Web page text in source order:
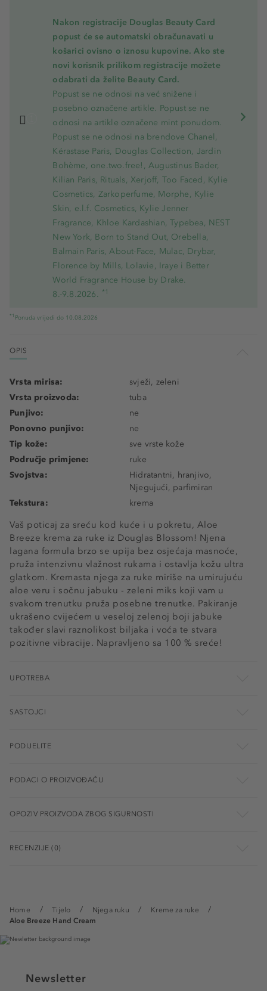
Home Tijelo Njega ruku
Kreme za ruke
Aloe Breeze Hand Cream
Nakon registracije Douglas Beauty Card
popust će se automatski obračunavati u
košarici ovisno o iznosu kupovine. Ako ste
novi korisnik prilikom registracije možete
odabrati da želite Beauty Card.
Popust se ne odnosi na već snižene i
posebno označene artikle. Popust se ne
odnosi na artikle označene mint ponudom.
Popust se ne odnosi na brendove Chanel,
Kérastase Paris, Douglas Collection, Jardin
Bohème, one.two.free!, Augustinus Bader,
Kilian Paris, Rituals, Xerjoff, Too Faced, Kylie
Cosmetics, Zarkoperfume, Morphe, Kylie
Skin, e.l.f. Cosmetics, Kylie Jenner
Fragrance, Khloe Kardashian, Typebea, NEST
New York, Born to Stand Out, Orebella,
Balmain Paris, About-Face, Mulac, Drybar,
Florence by Mills, Lolavie, Iraye i Better
World Fragrance House by Drake.
8.-9.8.2026. *1
*1 Ponuda vrijedi do 10.08.2026
OPIS
Vaš poticaj za sreću kod kuće i u pokretu, Aloe
Breeze krema za ruke iz Douglas Blossom! Njena
lagana formula brzo se upija bez osjećaja masnoće,
pruža intenzivnu vlažnost rukama i ostavlja kožu ultra
glatkom. Kremasta njega za ruke miriše na umirujuću
aloe veru i sočnu jabuku - zeleni miks koji vam u
svakom trenutku pruža posebne trenutke. Pakiranje
ukrašeno cvijećem u veseloj zelenoj boji jabuke
također slavi raznolikost biljaka i voća te stvara
pozitivne vibracije. Napravljeno sa 100 % sreće!
Vrsta mirisa:
svježi, zeleni
Vrsta proizvoda:
tuba
Punjivo:
ne
Ponovno punjivo:
ne
Tip kože:
sve vrste kože
Područje primjene:
ruke
Svojstva:
Hidratantni, hranjivo,
Njegujući, parfimiran
Tekstura:
krema
UPOTREBA
SASTOJCI
PODIJELITE
PODACI O PROIZVOĐAČU
OPOZIV PROIZVODA ZBOG SIGURNOSTI
RECENZIJE (0)
Newsletter